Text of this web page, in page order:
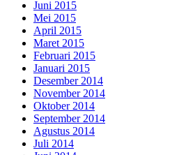
Juni 2015
Mei 2015
April 2015
Maret 2015
Februari 2015
Januari 2015
Desember 2014
November 2014
Oktober 2014
September 2014
Agustus 2014
Juli 2014